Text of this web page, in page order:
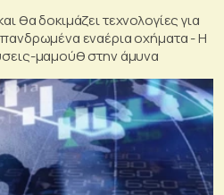
θα δοκιμάζει τεχνολογίες για
εναέρια οχήματα - Η
μαμούθ στην άμυνα